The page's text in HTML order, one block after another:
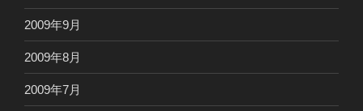
2009年9月
2009年8月
2009年7月